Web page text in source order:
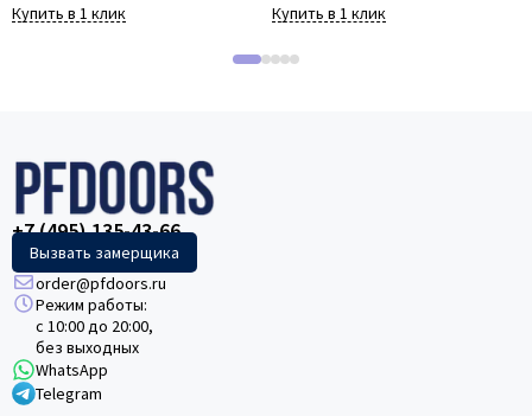
Купить в 1 клик Купить в 1 клик
+7 (495) 135-43-66
Вызвать замерщика
order@pfdoors.ru
Режим работы:
с 10:00 до 20:00,
без выходных
WhatsApp
Telegram